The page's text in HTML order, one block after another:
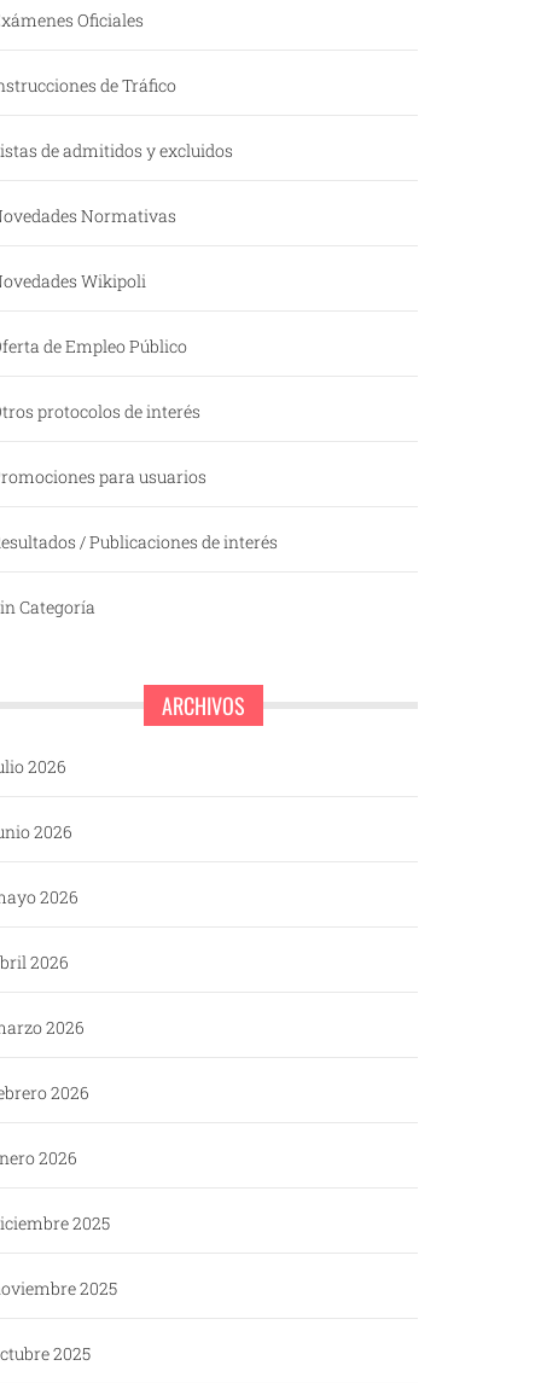
Oficiales
de Tráfico
de admitidos y excluidos
Normativas
Wikipoli
de Empleo Público
protocolos de interés
para usuarios
/ Publicaciones de interés
Categoría
ARCHIVOS
2026
2026
2026
2026
2026
2026
2026
2025
2025
2025